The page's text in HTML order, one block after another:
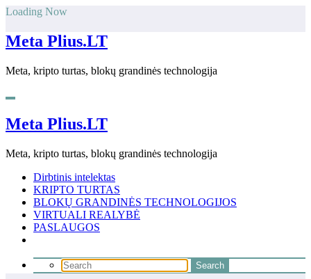
Skip
content
Loading Now
Meta Plius.LT
Meta, kripto turtas, blokų grandinės technologija
Meta Plius.LT
Meta, kripto turtas, blokų grandinės technologija
Dirbtinis intelektas
KRIPTO TURTAS
BLOKŲ GRANDINĖS TECHNOLOGIJOS
VIRTUALI REALYBĖ
PASLAUGOS